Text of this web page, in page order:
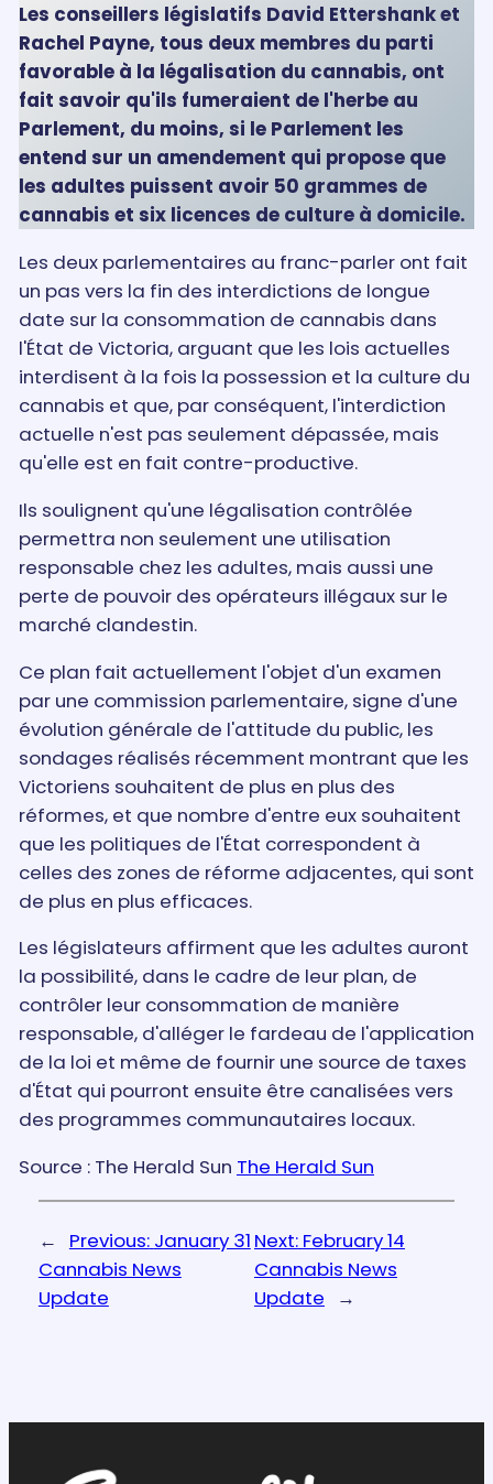
Les conseillers législatifs David Ettershank et
Rachel Payne, tous deux membres du parti
favorable à la légalisation du cannabis, ont
fait savoir qu'ils fumeraient de l'herbe au
Parlement, du moins, si le Parlement les
entend sur un amendement qui propose que
les adultes puissent avoir 50 grammes de
cannabis et six licences de culture à domicile.
Les deux parlementaires au franc-parler ont fait
un pas vers la fin des interdictions de longue
date sur la consommation de cannabis dans
l'État de Victoria, arguant que les lois actuelles
interdisent à la fois la possession et la culture du
cannabis et que, par conséquent, l'interdiction
actuelle n'est pas seulement dépassée, mais
qu'elle est en fait contre-productive.
Ils soulignent qu'une légalisation contrôlée
permettra non seulement une utilisation
responsable chez les adultes, mais aussi une
perte de pouvoir des opérateurs illégaux sur le
marché clandestin.
Ce plan fait actuellement l'objet d'un examen
par une commission parlementaire, signe d'une
évolution générale de l'attitude du public, les
sondages réalisés récemment montrant que les
Victoriens souhaitent de plus en plus des
réformes, et que nombre d'entre eux souhaitent
que les politiques de l'État correspondent à
celles des zones de réforme adjacentes, qui sont
de plus en plus efficaces.
Les législateurs affirment que les adultes auront
la possibilité, dans le cadre de leur plan, de
contrôler leur consommation de manière
responsable, d'alléger le fardeau de l'application
de la loi et même de fournir une source de taxes
d'État qui pourront ensuite être canalisées vers
des programmes communautaires locaux.
Source : The Herald Sun The Herald Sun
← Previous: January 31
Cannabis News
Update
Next: February 14
Cannabis News
Update
→